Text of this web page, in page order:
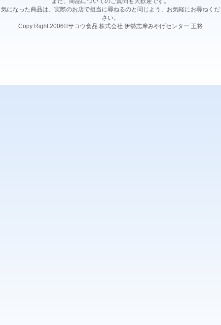
気になった商品は、実際のお店で担当に尋ねるのと同じよう、お気軽にお尋ねくだ
さい。
Copy Right 2006©サコウ食品 株式会社 伊勢志摩みやげセンター 王将